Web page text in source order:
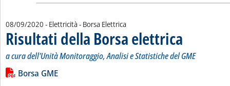
08/09/2020 - Elettricità - Borsa Elettrica
Risultati della Borsa elettrica
a cura dell'Unità Monitoraggio, Analisi e Statistiche del GME
Leggi tutta la notizia: 'Risultati della Borsa elettrica'
Lista allegati PDF alla notizia
Borsa GME